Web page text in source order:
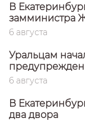
В
замминистра
6 августа
Уральцам
6 августа
В
два двора